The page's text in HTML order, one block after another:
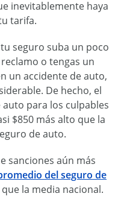
inevitablemente haya
tarifa.
seguro suba un poco
o tengas un
un accidente de auto,
De hecho, el
para los culpables
$850 más alto que la
de auto.
sanciones aún más
del seguro de
que la media nacional.